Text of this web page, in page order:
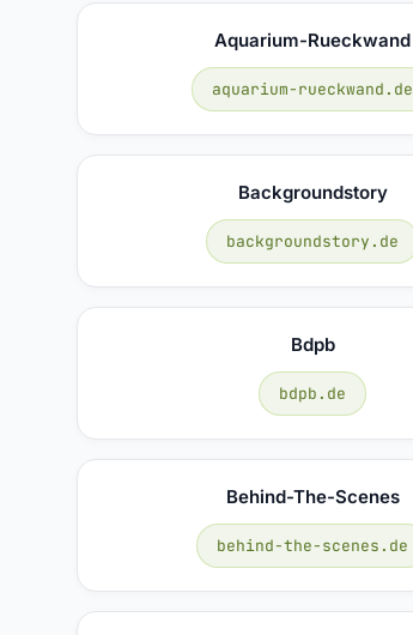
Aquarium-Rueckwand
aquarium-rueckwand.de
Backgroundstory
backgroundstory.de
Bdpb
bdpb.de
Behind-The-Scenes
behind-the-scenes.de